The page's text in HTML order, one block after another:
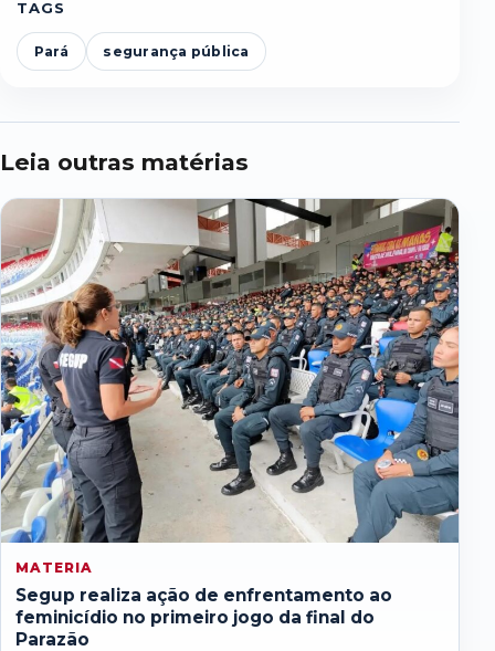
TAGS
Pará segurança pública
Leia outras matérias
MATERIA
Segup realiza ação de enfrentamento ao
feminicídio no primeiro jogo da final do
Parazão